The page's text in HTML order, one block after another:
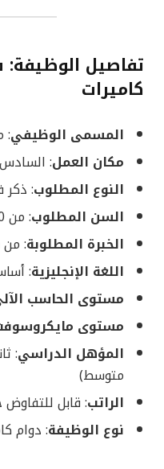
تفاصيل
كاميرات
المسمى الوظيفي:
مكان العمل:
النوع المطلوب:
السن المطلوب: من 20 إلى 38 سنة
الخبرة المطلوبة:
اللغة الإنجليزية:
مستوى الحاسب
مستوى
المؤهل الدراسي
متوسط)
الراتب: قابل
نوع الوظيفة: دوام